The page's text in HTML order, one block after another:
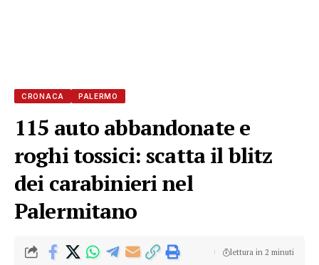
CRONACA PALERMO
115 auto abbandonate e
roghi tossici: scatta il blitz
dei carabinieri nel
Palermitano
lettura in 2 minuti